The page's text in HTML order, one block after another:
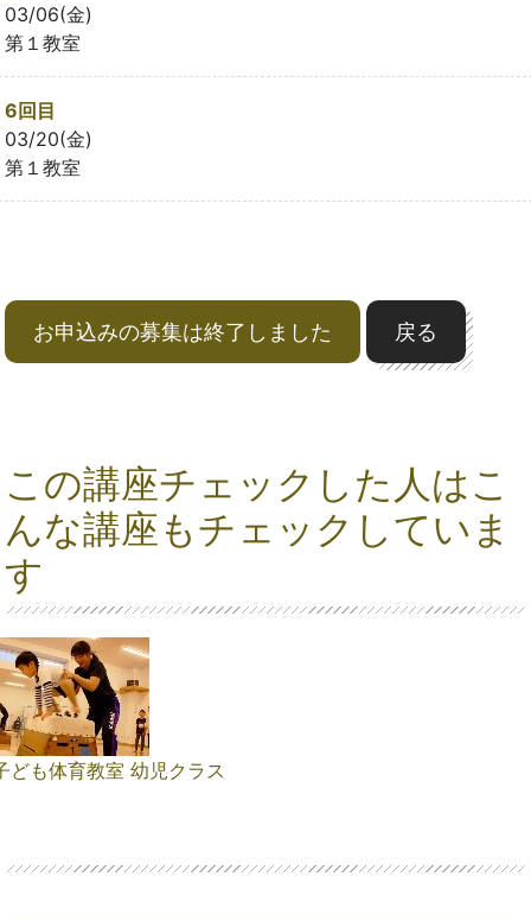
03/06(金)
第１教室
6回目
03/20(金)
第１教室
お申込みの募集は終了しました 戻る
この講座チェックした人はこ
んな講座もチェックしていま
す
ども体育教室 幼児クラス